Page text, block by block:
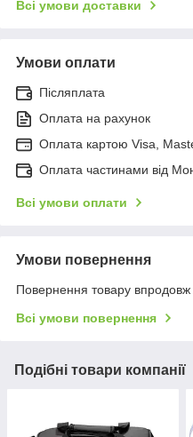
Всі умови доставки
Умови оплати
Післяплата
Оплата на рахунок
Оплата картою Visa,
Оплата частинами від
Всі умови оплати
Умови повернення
Повернення товару впродовж
Всі умови повернення
Подібні товари компанії